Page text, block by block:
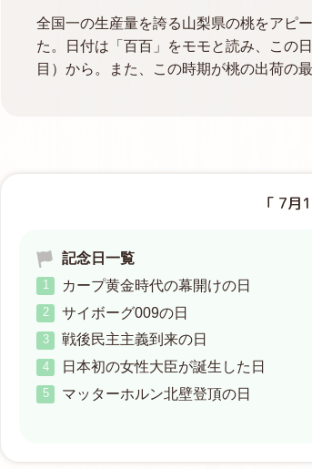
全国一の生産量を誇る山梨県の桃をアピ
た。日付は「百百」をモモと読み、この
目）から。また、この時期が桃の出荷の
「 7月
記念日一覧
カープ黄金時代の幕開けの日
サイボーグ009の日
戦後民主主義到来の日
日本初の女性大臣が誕生した日
マッターホルン北壁登頂の日